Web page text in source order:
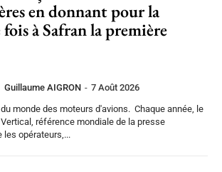
en donnant pour la
à Safran la première
Guillaume AIGRON - 7 Août 2026
des moteurs d'avions. Chaque année, le
référence mondiale de la presse
les opérateurs,...